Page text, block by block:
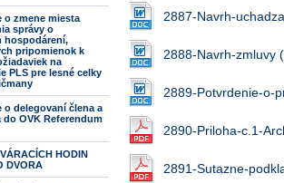
o zmene miesta
správy o
hospodárení,
pripomienok k
na
PLS pre lesné celky
o delegovaní člena a
do OVK Referendum
HODIN
DVORA
2887-Navrh-
2888-Navrh-zmluvy
2889-Potvrdenie-o-
2890-Priloha-c.1-
2891-Sutazne-